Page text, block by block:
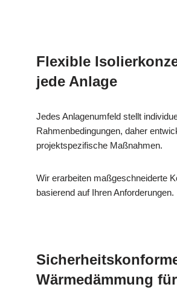
Flexible
jede Anlage
Jedes Anlagenumfeld stellt
Rahmenbedingungen, daher
projektspezifische Maßnahmen.
Wir erarbeiten maßgeschneiderte
basierend auf Ihren Anforderungen.
Wärmedämmung